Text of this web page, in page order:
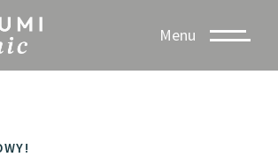
Menu